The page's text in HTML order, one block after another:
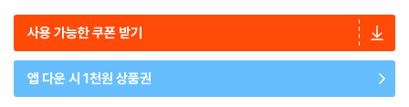
사용 가능한 쿠폰 받기
앱 다운 시 1천원 상품권